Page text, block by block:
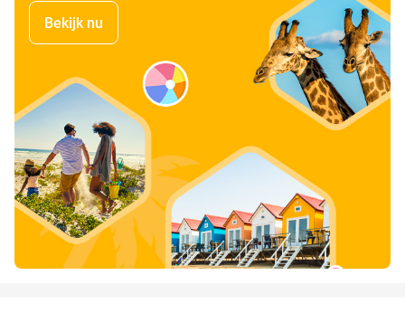
Bekijk nu